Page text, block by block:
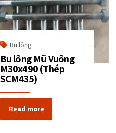
Bu lông
Bu lông Mũ Vuông
M30x490 (Thép
SCM435)
Read more